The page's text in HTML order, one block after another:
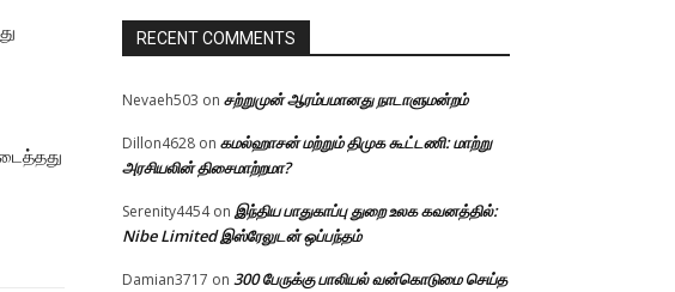
RECENT COMMENTS
Nevaeh503 on சற்றுமுன் ஆரம்பமானது நாடாளுமன்றம்
Dillon4628 on கமல்ஹாசன் மற்றும் திமுக கூட்டணி: மாற்று
அரசியலின் திசைமாற்றமா?
Serenity4454on இந்திய பாதுகாப்பு துறை உலக கவனத்தில்:
Nibe Limited இஸ்ரேலுடன் ஒப்பந்தம்
Damian3717 on 300 பேருக்கு பாலியல் வன்கொடுமை செய்த